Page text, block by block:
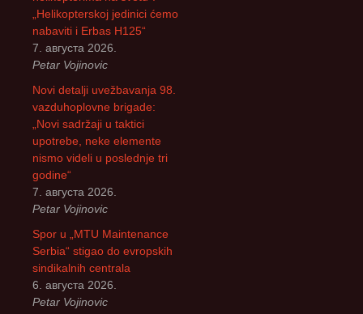
„Helikopterskoj jedinici ćemo
nabaviti i Erbas H125“
7. августа 2026.
Petar Vojinovic
Novi detalji uvežbavanja 98.
vazduhoplovne brigade:
„Novi sadržaji u taktici
upotrebe, neke elemente
nismo videli u poslednje tri
godine“
7. августа 2026.
Petar Vojinovic
Spor u „MTU Maintenance
Serbia“ stigao do evropskih
sindikalnih centrala
6. августа 2026.
Petar Vojinovic